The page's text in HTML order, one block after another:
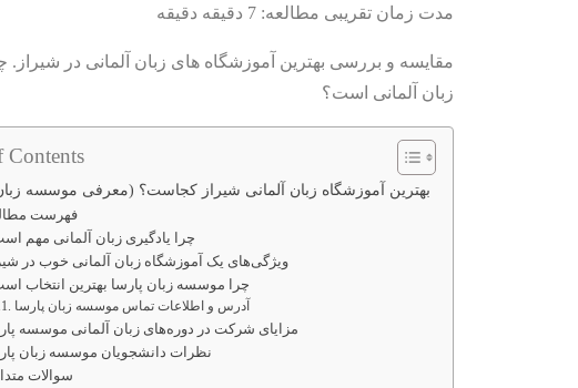
مدت زمان تقریبی مطالعه: 7 دقیقه دقیقه
مقایسه و بررسی بهترین آموزشگاه های زبان آلمانی در شیراز.
زبان آلمانی است؟
Contents
بهترین آموزشگاه زبان آلمانی شیراز کجاست؟ (معرفی موسسه
فهرست
چرا یادگیری زبان آلمانی مهم
ویژگی‌های یک آموزشگاه زبان آلمانی خوب در
چرا موسسه زبان پارسا بهترین انتخاب
آدرس و اطلاعات تماس موسسه زبان پارسا
مزایای شرکت در دوره‌های زبان آلمانی موسسه
نظرات دانشجویان موسسه زبان
سوالات